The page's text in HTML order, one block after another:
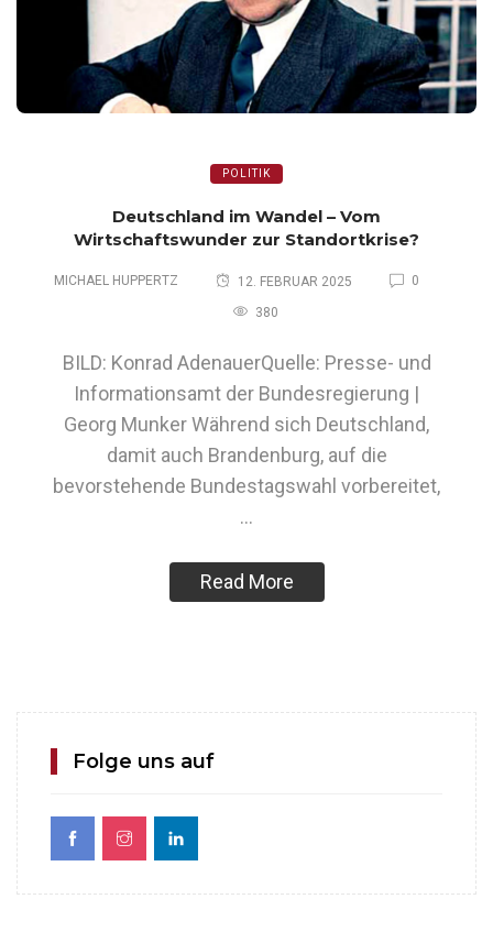
POLITIK
Deutschland im Wandel – Vom
Wirtschaftswunder zur Standortkrise?
MICHAEL HUPPERTZ 12. FEBRUAR 2025 0
380
BILD: Konrad AdenauerQuelle: Presse- und
Informationsamt der Bundesregierung |
Georg Munker Während sich Deutschland,
damit auch Brandenburg, auf die
bevorstehende Bundestagswahl vorbereitet,
…
Read More
Folge uns auf